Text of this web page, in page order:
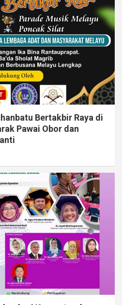
Bertakbir Raya di
Pawai Obor dan